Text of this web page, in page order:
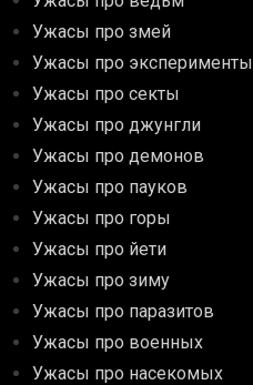
Ужасы про змей
Ужасы про эксперименты
Ужасы про секты
Ужасы про джунгли
Ужасы про демонов
Ужасы про пауков
Ужасы про горы
Ужасы про йети
Ужасы про зиму
Ужасы про паразитов
Ужасы про военных
Ужасы про насекомых